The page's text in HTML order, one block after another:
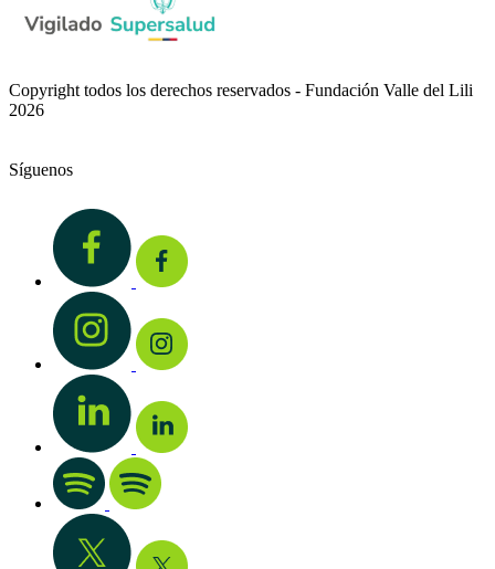
Copyright todos los derechos reservados - Fundación Valle del Lili
2026
Síguenos